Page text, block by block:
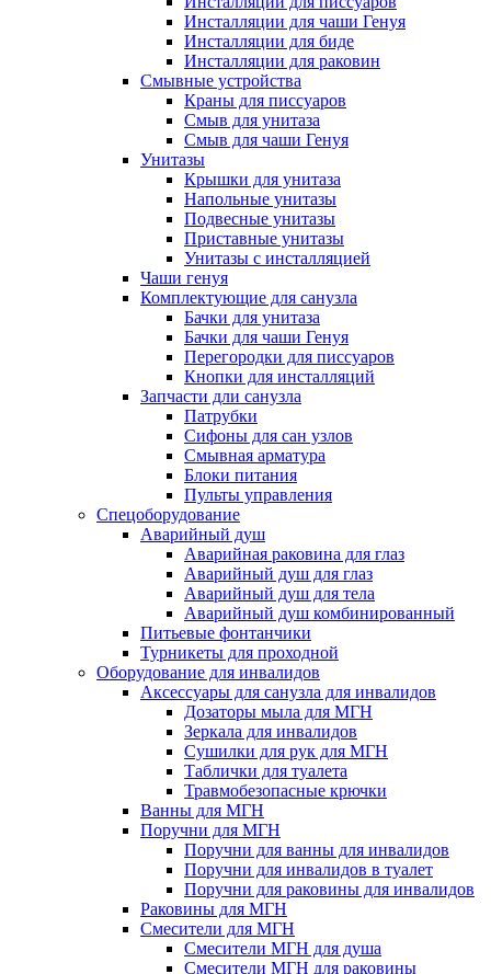
Инсталляции для чаши Генуя
Инсталляции для биде
Инсталляции для раковин
Смывные устройства
Краны для писсуаров
Смыв для унитаза
Смыв для чаши Генуя
Унитазы
Крышки для унитаза
Напольные унитазы
Подвесные унитазы
Приставные унитазы
Унитазы с инсталляцией
Чаши генуя
Комплектующие для санузла
Бачки для унитаза
Бачки для чаши Генуя
Перегородки для писсуаров
Кнопки для инсталляций
Запчасти дли санузла
Патрубки
Сифоны для сан узлов
Смывная арматура
Блоки питания
Пульты управления
Спецоборудование
Аварийный душ
Аварийная раковина для глаз
Аварийный душ для глаз
Аварийный душ для тела
Аварийный душ комбинированный
Питьевые фонтанчики
Турникеты для проходной
Оборудование для инвалидов
Аксессуары для санузла для инвалидов
Дозаторы мыла для МГН
Зеркала для инвалидов
Сушилки для рук для МГН
Таблички для туалета
Травмобезопасные крючки
Ванны для МГН
Поручни для МГН
Поручни для ванны для инвалидов
Поручни для инвалидов в туалет
Поручни для раковины для инвалидов
Раковины для МГН
Смесители для МГН
Смесители МГН для душа
Смесители МГН для раковины